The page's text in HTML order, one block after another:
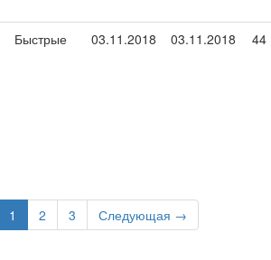
Быстрые 03.11.2018 03.11.2018 44
1 2 3 Следующая →